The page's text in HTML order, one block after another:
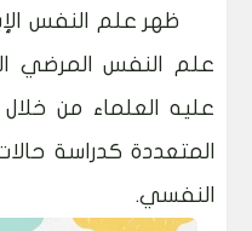
ظهر علم النفس
علم النفس المرضي
عليه العلماء من
المتعددة كدراسة
النفسي.